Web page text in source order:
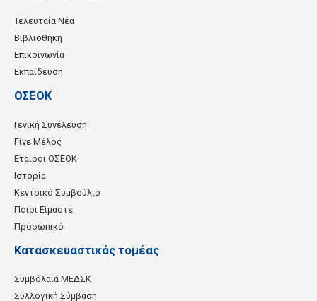
Τελευταία Νέα
Βιβλιοθήκη
Επικοινωνία
Εκπαίδευση
ΟΣΕΟΚ
Γενική Συνέλευση
Γίνε Μέλος
Εταίροι ΟΣΕΟΚ
Ιστορία
Κεντρικό Συμβούλιο
Ποιοι Είμαστε
Προσωπικό
Κατασκευαστικός τομέας
Συμβόλαια ΜΕΔΣΚ
Συλλογική Σύμβαση